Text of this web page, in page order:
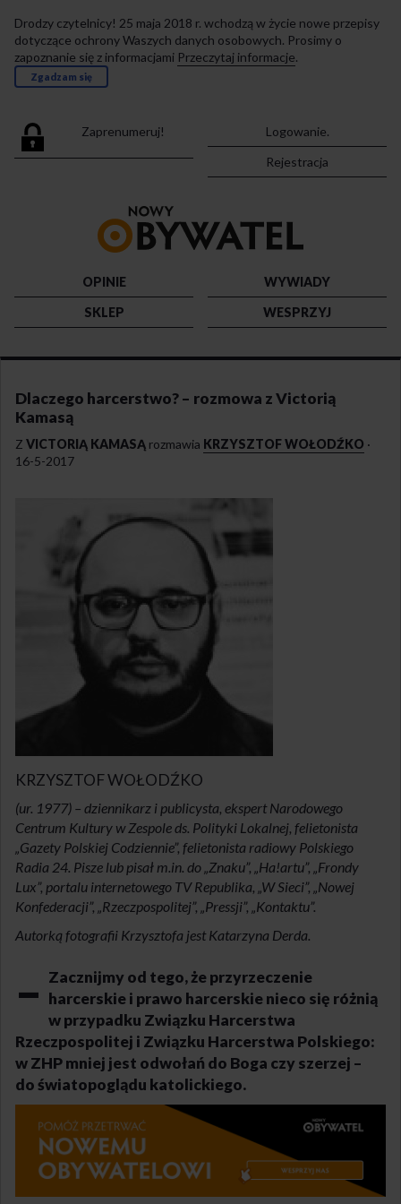
Drodzy czytelnicy! 25 maja 2018 r. wchodzą w życie nowe przepisy
dotyczące ochrony Waszych danych osobowych. Prosimy o
zapoznanie się z informacjami Przeczytaj informacje.
Zgadzam się
Zaprenumeruj!
Logowanie.
Rejestracja
strony
OPINIE
WYWIADY
SKLEP
WESPRZYJ
Dlaczego harcerstwo? – rozmowa z Victorią
Kamasą
Z VICTORIĄ KAMASĄ rozmawia KRZYSZTOF WOŁODŹKO ·
16-5-2017
KRZYSZTOF WOŁODŹKO
(ur. 1977) – dziennikarz i publicysta, ekspert Narodowego
Centrum Kultury w Zespole ds. Polityki Lokalnej, felietonista
„Gazety Polskiej Codziennie”, felietonista radiowy Polskiego
Radia 24. Pisze lub pisał m.in. do „Znaku”, „Ha!artu”, „Frondy
Lux”, portalu internetowego TV Republika, „W Sieci”, „Nowej
Konfederacji”, „Rzeczpospolitej”, „Pressji”, „Kontaktu”.
Autorką fotografii Krzysztofa jest Katarzyna Derda.
– Zacznijmy od tego, że przyrzeczenie
harcerskie i prawo harcerskie nieco się różnią
w przypadku Związku Harcerstwa
Rzeczpospolitej i Związku Harcerstwa Polskiego:
w ZHP mniej jest odwołań do Boga czy szerzej –
do światopoglądu katolickiego.